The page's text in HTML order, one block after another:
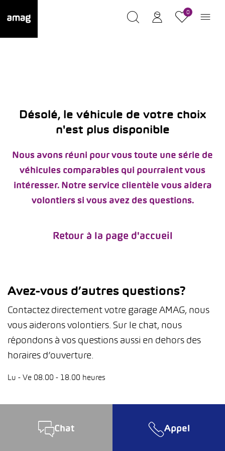
0
Désolé, le véhicule de votre choix
n'est plus disponible
Nous avons réuni pour vous toute une série de
véhicules comparables qui pourraient vous
intéresser. Notre service clientèle vous aidera
volontiers si vous avez des questions.
Retour à la page d'accueil
Avez-vous d’autres questions?
Contactez directement votre garage AMAG, nous
vous aiderons volontiers. Sur le chat, nous
répondons à vos questions aussi en dehors des
horaires d’ouverture.
Lu - Ve 08.00 - 18.00 heures
Chat Appel